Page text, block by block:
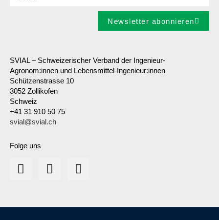
Newsletter abonnieren
SVIAL – Schweizerischer Verband der Ingenieur-
Agronom:innen und Lebensmittel-Ingenieur:innen
Schützenstrasse 10
3052 Zollikofen
Schweiz
+41 31 910 50 75
svial@svial.ch
Folge uns